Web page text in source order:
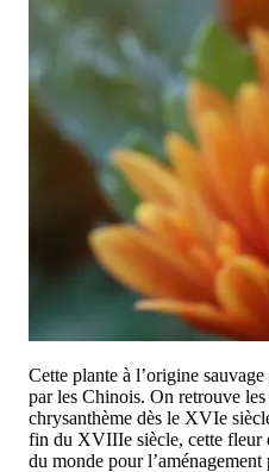
Cette plante à l’origine
par les Chinois. On retrouve
chrysanthème dès le XVIe
fin du XVIIIe siècle, cette fleur
du monde pour l’aménagement